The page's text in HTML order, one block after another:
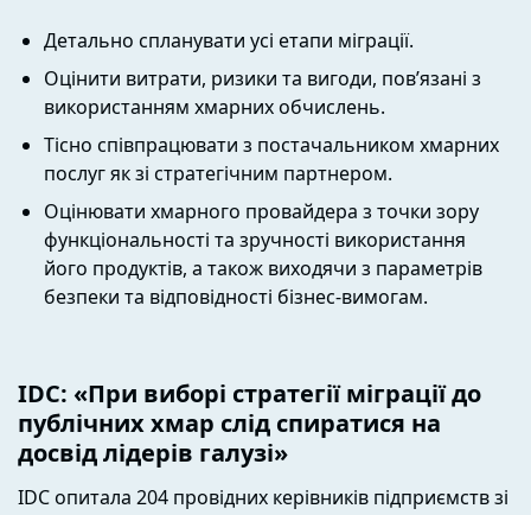
Детально спланувати усі етапи міграції.
Оцінити витрати, ризики та вигоди, пов’язані з
використанням хмарних обчислень.
Тісно співпрацювати з постачальником хмарних
послуг як зі стратегічним партнером.
Оцінювати хмарного провайдера з точки зору
функціональності та зручності використання
його продуктів, а також виходячи з параметрів
безпеки та відповідності бізнес-вимогам.
IDC: «При виборі стратегії міграції до
публічних хмар слід спиратися на
досвід лідерів галузі»
IDC опитала 204 провідних керівників підприємств зі